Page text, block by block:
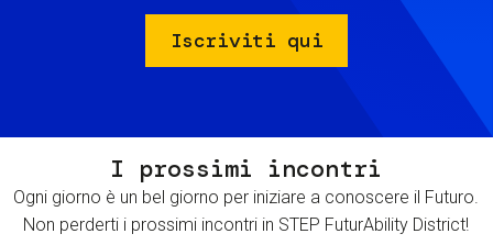
Iscriviti qui
I prossimi incontri
Ogni giorno è un bel giorno per iniziare a conoscere il Futuro.
Non perderti i prossimi incontri in STEP FuturAbility District!